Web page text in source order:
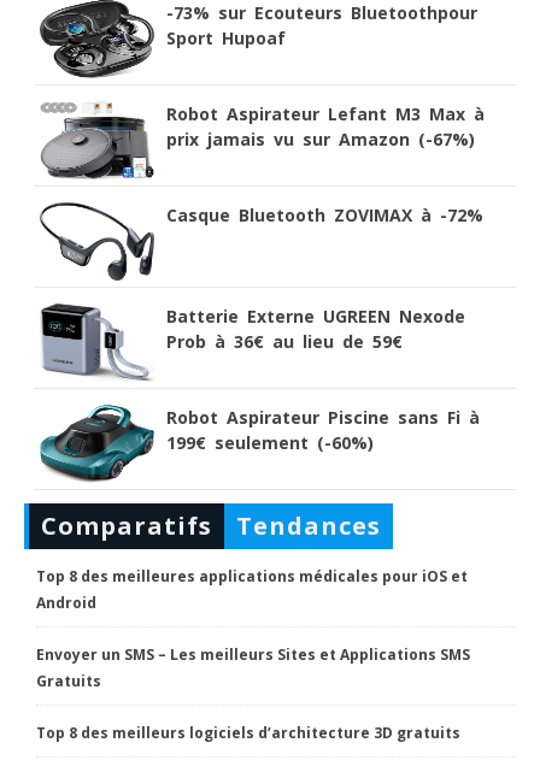
-73% sur Ecouteurs Bluetoothpour
Sport Hupoaf
Robot Aspirateur Lefant M3 Max à
prix jamais vu sur Amazon (-67%)
Casque Bluetooth ZOVIMAX à -72%
Batterie Externe UGREEN Nexode
Prob à 36€ au lieu de 59€
Robot Aspirateur Piscine sans Fi à
199€ seulement (-60%)
Comparatifs Tendances
Top 8 des meilleures applications médicales pour iOS et
Android
Envoyer un SMS – Les meilleurs Sites et Applications SMS
Gratuits
Top 8 des meilleurs logiciels d’architecture 3D gratuits